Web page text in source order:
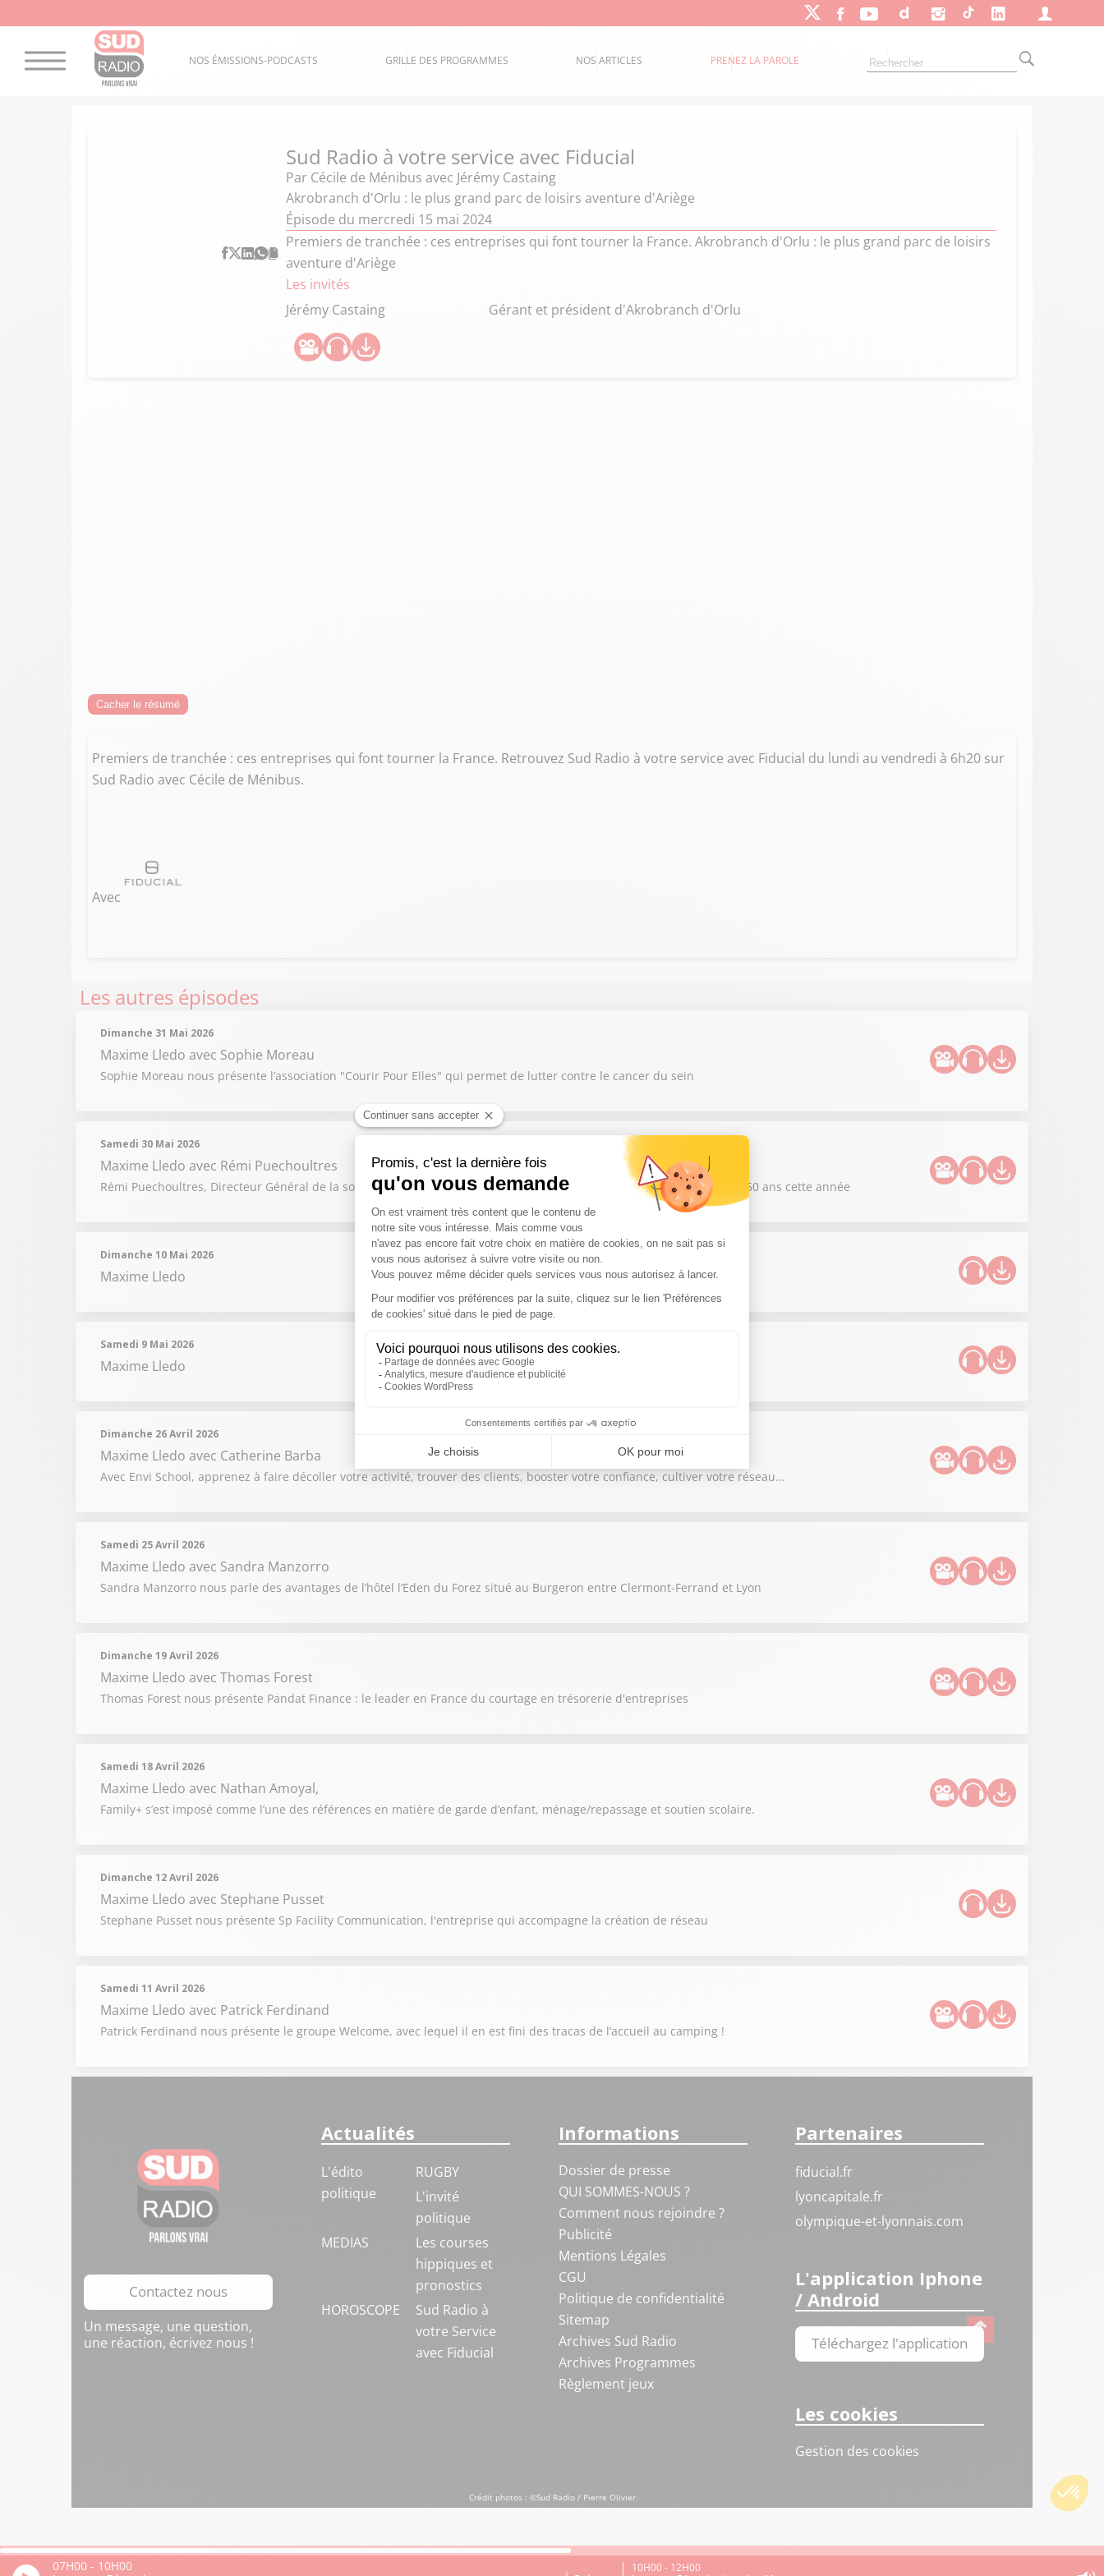
NOS ÉMISSIONS-PODCASTS GRILLE DES PROGRAMMES NOS ARTICLES PRENEZ LA PAROLE
Sud Radio à votre service avec Fiducial
Par Cécile de Ménibus avec Jérémy Castaing
Akrobranch d'Orlu : le plus grand parc de loisirs aventure d'Ariège
Épisode du mercredi 15 mai 2024
Premiers de tranchée : ces entreprises qui font tourner la France. Akrobranch d'Orlu : le plus grand parc de loisirs
aventure d'Ariège
Les invités
Jérémy Castaing
Gérant et président d'Akrobranch d'Orlu
Cacher le résumé
Premiers de tranchée : ces entreprises qui font tourner la France. Retrouvez Sud Radio à votre service avec Fiducial du lundi au vendredi à 6h20 sur
Sud Radio avec Cécile de Ménibus.
Avec
Les autres épisodes
Dimanche 31 Mai 2026
Maxime Lledo avec Sophie Moreau
Sophie Moreau nous présente l’association "Courir Pour Elles" qui permet de lutter contre le cancer du sein
Samedi 30 Mai 2026
Maxime Lledo avec Rémi Puechoultres
Rémi Puechoultres, Directeur Général de la société Puechoultres, nous présente cette entreprise de BTP qui fête ses 50 ans cette année
Dimanche 10 Mai 2026
Maxime Lledo
Samedi 9 Mai 2026
Maxime Lledo
Dimanche 26 Avril 2026
Maxime Lledo avec Catherine Barba
Avec Envi School, apprenez à faire décoller votre activité, trouver des clients, booster votre confiance, cultiver votre réseau…
Samedi 25 Avril 2026
Maxime Lledo avec Sandra Manzorro
Sandra Manzorro nous parle des avantages de l’hôtel l’Eden du Forez situé au Burgeron entre Clermont-Ferrand et Lyon
Dimanche 19 Avril 2026
Maxime Lledo avec Thomas Forest
Thomas Forest nous présente Pandat Finance : le leader en France du courtage en trésorerie d'entreprises
Samedi 18 Avril 2026
Maxime Lledo avec Nathan Amoyal,
Family+ s’est imposé comme l’une des références en matière de garde d’enfant, ménage/repassage et soutien scolaire.
Dimanche 12 Avril 2026
Maxime Lledo avec Stephane Pusset
Stephane Pusset nous présente Sp Facility Communication, l'entreprise qui accompagne la création de réseau
Samedi 11 Avril 2026
Maxime Lledo avec Patrick Ferdinand
Patrick Ferdinand nous présente le groupe Welcome, avec lequel il en est fini des tracas de l’accueil au camping !
Contactez nous
Un message, une question,
une réaction, écrivez nous !
Actualités
L'édito
politique
RUGBY
L'invité
politique
MEDIAS
Les courses
hippiques et
pronostics
HOROSCOPE
Sud Radio à
votre Service
avec Fiducial
Informations
Dossier de presse
QUI SOMMES-NOUS ?
Comment nous rejoindre ?
Publicité
Mentions Légales
CGU
Politique de confidentialité
Sitemap
Archives Sud Radio
Archives Programmes
Règlement jeux
Partenaires
fiducial.fr
lyoncapitale.fr
olympique-et-lyonnais.com
L'application Iphone
/ Android
Téléchargez l'application
Les cookies
Gestion des cookies
Crédit photos : ©Sud Radio / Pierre Olivier
07H00 - 10H00
10H00 - 12H00